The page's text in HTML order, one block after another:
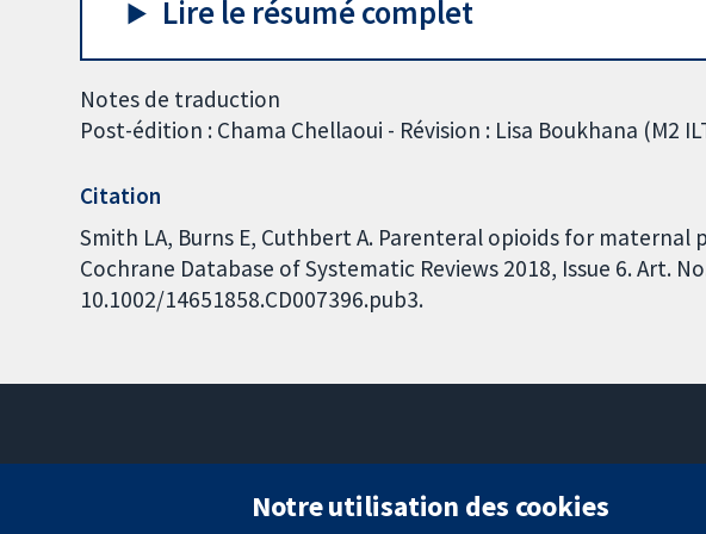
Lire le résumé complet
Notes de traduction
Post-édition : Chama Chellaoui - Révision : Lisa Boukhana (M2
Citation
Smith LA, Burns E, Cuthbert A. Parenteral opioids for maternal
Cochrane Database of Systematic Reviews 2018, Issue 6. Art.
10.1002/14651858.CD007396.pub3.
Londres
Notre utilisation des cookies